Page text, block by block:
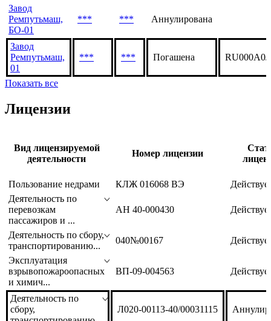
Завод
Ремпутьмаш,
БО-01
*** *** Аннулирована
Завод
Ремпутьмаш,
01
*** *** Погашена
Показать все
Лицензии
Вид лицензируемой
деятельности
Номер лицензии
Пользование недрами КЛЖ 016068 ВЭ
Деятельность по
перевозкам
пассажиров и ...
АН 40-000430
Деятельность по сбору,
транспортированию...
040№00167
Эксплуатация
взрывопожароопасных
и химич...
ВП-09-004563
Деятельность по
сбору,
Л020-00113-40/00031115